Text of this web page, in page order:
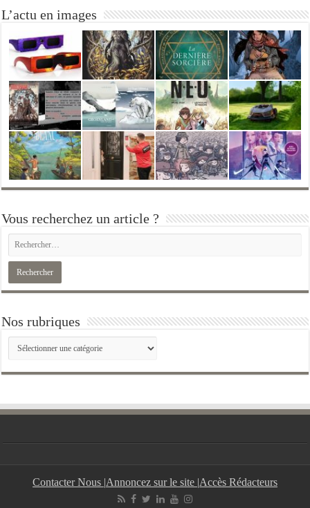
L’actu en images
Vous recherchez un article ?
Nos rubriques
Nos
rubriques
Contacter Nous |Annoncez sur le site |Accès Rédacteurs